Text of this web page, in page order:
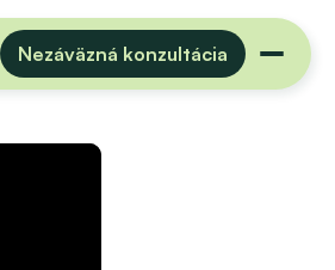
Nezáväzná konzultácia